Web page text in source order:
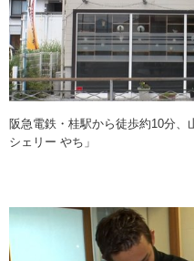
阪急電鉄・桂駅から徒歩約10分
シェリー やち」